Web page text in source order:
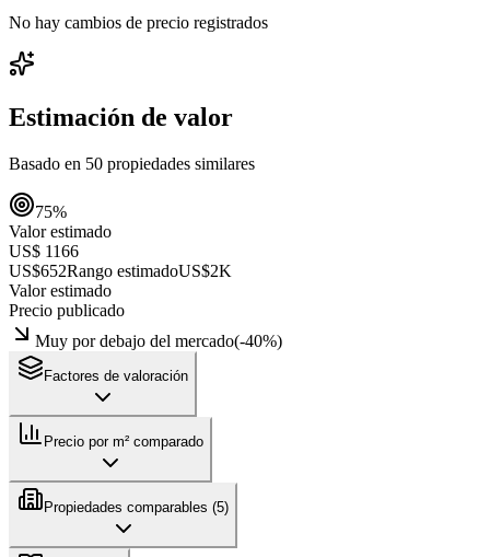
No hay cambios de precio registrados
Estimación de valor
Basado en 50 propiedades similares
75%
Valor estimado
US$ 1166
US$652Rango estimadoUS$2K
Valor estimado
Precio publicado
Muy por debajo del mercado(-40%)
Factores de valoración
Precio por m² comparado
Propiedades comparables (5)